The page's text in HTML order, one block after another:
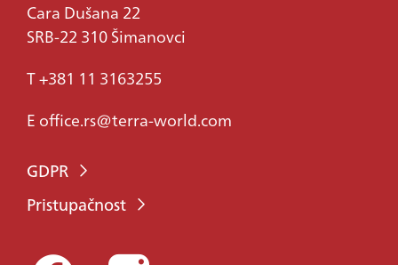
Cara Dušana 22
SRB-22 310 Šimanovci
T +381 11 3163255
E office.rs@terra-world.com
GDPR
Pristupačnost